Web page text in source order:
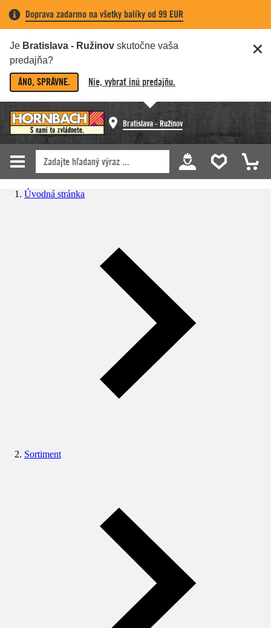
Doprava zadarmo na všetky balíky od 99 EUR
Je Bratislava - Ružinov skutočne vaša
predajňa?
ÁNO, SPRÁVNE. Nie, vybrať inú predajňu.
Bratislava - Ružinov
Úvodná stránka
Sortiment